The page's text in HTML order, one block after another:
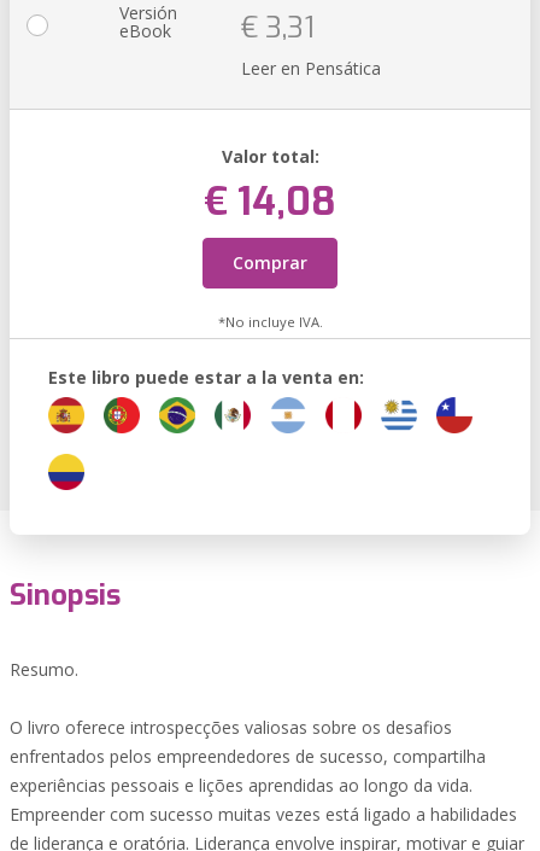
Versión
eBook € 3,31
Leer en Pensática
Valor total:
€ 14,08
Comprar
*No incluye IVA.
Este libro puede estar a la venta en:
Sinopsis
Resumo.
O livro oferece introspecções valiosas sobre os desafios
enfrentados pelos empreendedores de sucesso, compartilha
experiências pessoais e lições aprendidas ao longo da vida.
Empreender com sucesso muitas vezes está ligado a habilidades
de liderança e oratória. Liderança envolve inspirar, motivar e guiar